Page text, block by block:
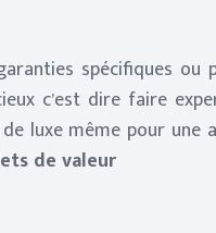
spécifiques ou
c’est dire faire
luxe même pour une
de valeur